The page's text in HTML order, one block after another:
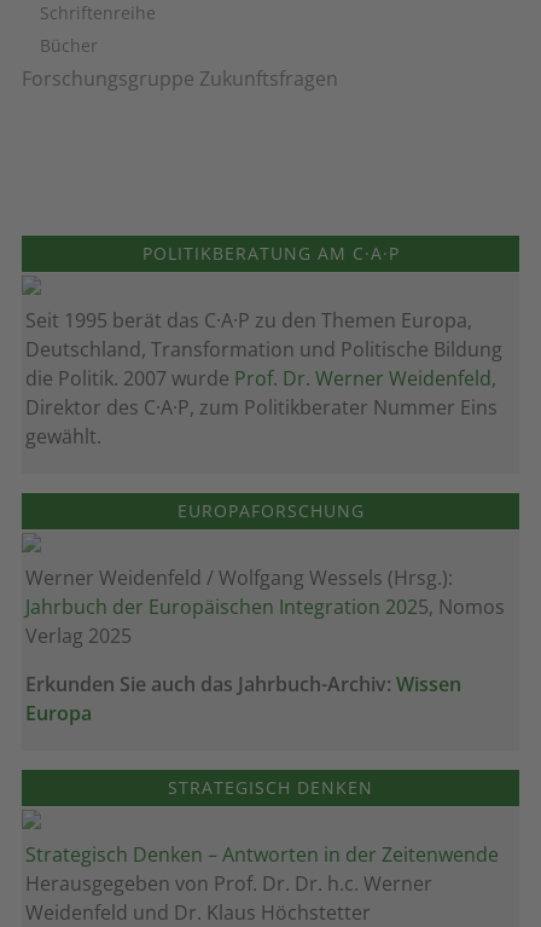
Schriftenreihe
Bücher
Forschungsgruppe Zukunftsfragen
POLITIKBERATUNG AM C·A·P
Seit 1995 berät das C·A·P zu den Themen Europa,
Deutschland, Transformation und Politische Bildung
die Politik. 2007 wurde Prof. Dr. Werner Weidenfeld,
Direktor des C·A·P, zum Politik­berater Nummer Eins
gewählt.
EUROPAFORSCHUNG
Werner Weidenfeld / Wolfgang Wessels (Hrsg.):
Jahrbuch der Europäischen Integration 2025, Nomos
Verlag 2025
Erkunden Sie auch das Jahrbuch-Archiv: Wissen
Europa
STRATEGISCH DENKEN
Strategisch Denken – Antworten in der Zeitenwende
Herausgegeben von Prof. Dr. Dr. h.c. Werner
Weidenfeld und Dr. Klaus Höchstetter